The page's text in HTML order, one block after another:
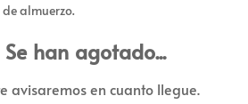
almuerzo.
Se han agotado...
avisaremos en cuanto llegue.